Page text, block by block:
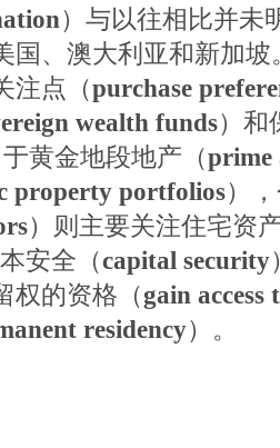
）与以往相比并未
国、澳大利亚和新加
注点（purchase
wealth funds）和
黄金地段地产（prime
property portfolios）
）则主要关注住宅资
安全（capital security
权的资格（gain access
residency）。